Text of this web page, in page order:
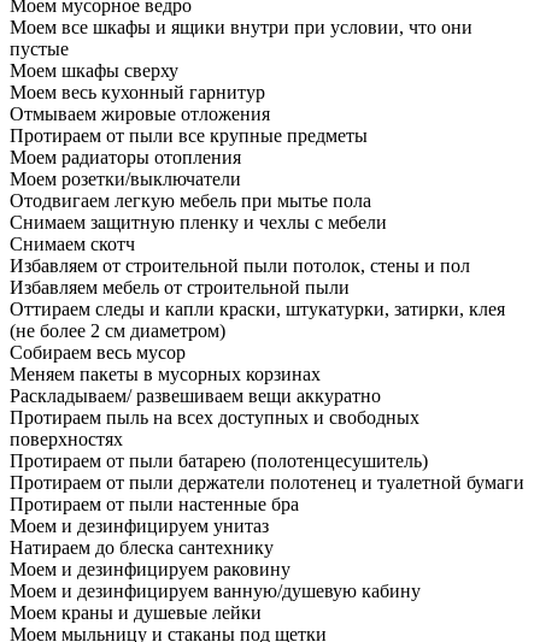
Моем мусорное ведро
Моем все шкафы и ящики внутри при условии, что они
пустые
Моем шкафы сверху
Моем весь кухонный гарнитур
Отмываем жировые отложения
Протираем от пыли все крупные предметы
Моем радиаторы отопления
Моем розетки/выключатели
Отодвигаем легкую мебель при мытье пола
Снимаем защитную пленку и чехлы с мебели
Снимаем скотч
Избавляем от строительной пыли потолок, стены и пол
Избавляем мебель от строительной пыли
Оттираем следы и капли краски, штукатурки, затирки, клея
(не более 2 см диаметром)
Собираем весь мусор
Меняем пакеты в мусорных корзинах
Раскладываем/ развешиваем вещи аккуратно
Протираем пыль на всех доступных и свободных
поверхностях
Протираем от пыли батарею (полотенцесушитель)
Протираем от пыли держатели полотенец и туалетной бумаги
Протираем от пыли настенные бра
Моем и дезинфицируем унитаз
Натираем до блеска сантехнику
Моем и дезинфицируем раковину
Моем и дезинфицируем ванную/душевую кабину
Моем краны и душевые лейки
Моем мыльницу и стаканы под щетки